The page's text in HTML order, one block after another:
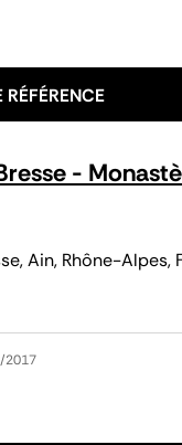
RÉFÉRENCE
-
Ain, Rhône-Alpes,
2017